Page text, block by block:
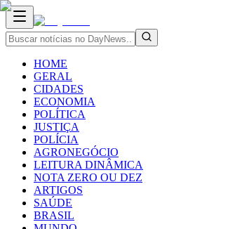
HOME
GERAL
CIDADES
ECONOMIA
POLÍTICA
JUSTIÇA
POLÍCIA
AGRONEGÓCIO
LEITURA DINÂMICA
NOTA ZERO OU DEZ
ARTIGOS
SAÚDE
BRASIL